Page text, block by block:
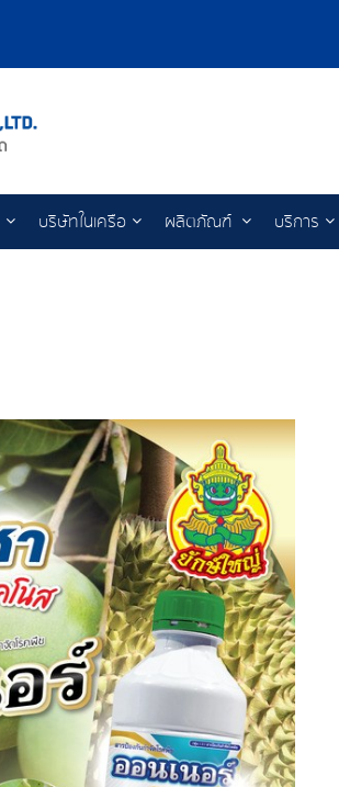
บริษัทในเครือ ผลิตภัณฑ์ บริการ